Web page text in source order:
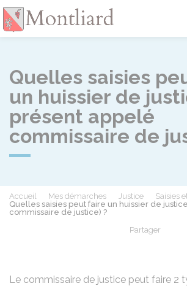
Quelles saisies
un huissier de
présent appelé
commissaire de
Accueil Mes démarches Justice
Saisies
Quelles saisies peut faire un huissier de
commissaire de justice) ?
Partager
Le commissaire de justice peut faire 2